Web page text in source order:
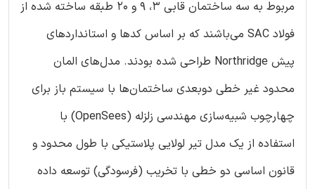
مربوط به سه ساختمان قابی 3، 9 و 20 طبقه ساخته شده از
فولاد SAC می‌باشند که بر اساس کدها و استانداردهای
پیش Northridge طراحی شده بودند. مدل‌های المان
محدود غیر خطی دوبعدی ساختمان‌ها با سیستم باز برای
چهارچوب شبیه‌سازی مهندسی زلزله (OpenSees) با
استفاده از یک مدل تیر لولایی پلاستیکی با طول محدود و
قانون اساسی دو خطی با تخریب (فرسودگی) توسعه داده